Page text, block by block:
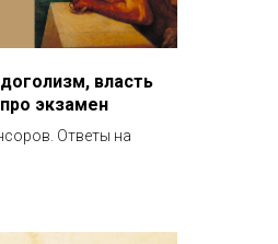
власть
экзамен
Ответы на